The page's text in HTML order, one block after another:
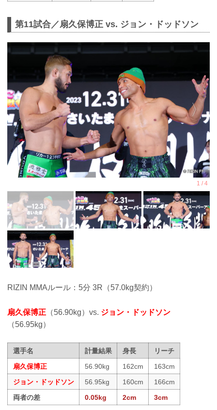
第11試合／扇久保博正 vs. ジョン・ドッドソン
RIZIN MMAルール：5分 3R（57.0kg契約）
扇久保博正 （56.90kg）vs. ジョン・ドッドソン
（56.95kg）
選手名 計量結果 身長
リーチ
扇久保博正
56.90kg 162cm
163cm
ジョン・ドッドソン
56.95kg 160cm
166cm
両者の差
0.05kg 2cm 3cm